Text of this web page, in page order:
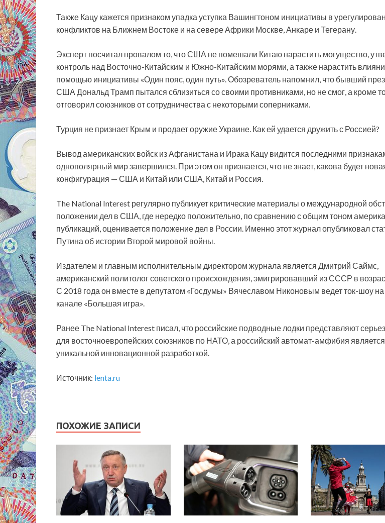
Также Кацу кажется признаком упадка уступка Вашингтоном инициативы в
конфликтов на Ближнем Востоке и на севере Африки Москве, Анкаре и Тегерану.
Эксперт посчитал провалом то, что США не помешали Китаю нарастить могущество,
контроль над Восточно-Китайским и Южно-Китайским морями, а также нарастить
помощью инициативы «Один пояс, один путь». Обозреватель напомнил, что бывший
США Дональд Трамп пытался сблизиться со своими противниками, но не смог, а кроме
отговорил союзников от сотрудничества с некоторыми соперниками.
Турция не признает Крым и продает оружие Украине. Как ей удается дружить с Россией?
Вывод американских войск из Афганистана и Ирака Кацу видится последними
однополярный мир завершился. При этом он признается, что не знает, какова будет
конфигурация — США и Китай или США, Китай и Россия.
The National Interest регулярно публикует критические материалы о международной
положении дел в США, где нередко положительно, по сравнению с общим тоном
публикаций, оценивается положение дел в России. Именно этот журнал опубликовал
Путина об истории Второй мировой войны.
Издателем и главным исполнительным директором журнала является Дмитрий Саймс,
американский политолог советского происхождения, эмигрировавший из СССР в
С 2018 года он вместе в депутатом «Госдумы» Вячеславом Никоновым ведет ток-шоу
канале «Большая игра».
Ранее The National Interest писал, что российские подводные лодки представляют
для восточноевропейских союзников по НАТО, а российский автомат-амфибия является
уникальной инновационной разработкой.
Источник: lenta.ru
ПОХОЖИЕ ЗАПИСИ